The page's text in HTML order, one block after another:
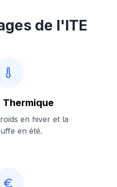
de l'ITE
en hiver et la
en été.